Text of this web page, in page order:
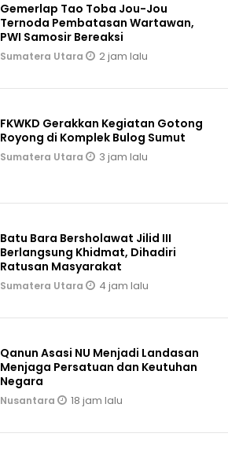
Gemerlap Tao Toba Jou-Jou
Ternoda Pembatasan Wartawan,
PWI Samosir Bereaksi
Sumatera Utara 2 jam lalu
FKWKD Gerakkan Kegiatan Gotong
Royong di Komplek Bulog Sumut
Sumatera Utara 3 jam lalu
Batu Bara Bersholawat Jilid III
Berlangsung Khidmat, Dihadiri
Ratusan Masyarakat
Sumatera Utara 4 jam lalu
Qanun Asasi NU Menjadi Landasan
Menjaga Persatuan dan Keutuhan
Negara
Nusantara 18 jam lalu